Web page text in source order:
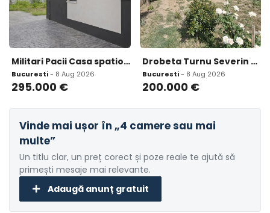
Militari Pacii Casa spatioasa cu terasa si loc de parcare
Bucuresti- 8 Aug 2026
295.000 €
Drobeta Turnu Severin casa 7 camere si teren 1800mp
Bucuresti- 8 Aug 2026
200.000 €
Vinde mai ușor în „4 camere sau mai
multe”
Un titlu clar, un preț corect și poze reale te ajută să
primești mesaje mai relevante.
Adaugă anunț gratuit